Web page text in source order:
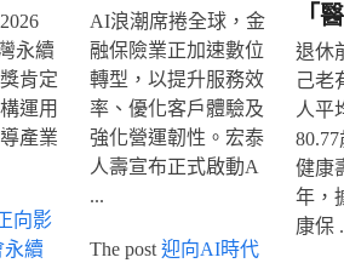
永續
肯定
運用
產業
向影
永續
AI浪潮席捲全球，金
融保險業正加速數位
轉型，以提升服務效
率、優化客戶體驗及
強化營運韌性。宏泰
人壽宣布正式啟動A
...
The post 迎向AI時代
「醫
退休
己老
人平
健康
年，
康保